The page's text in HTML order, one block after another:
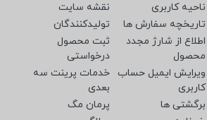
ناحیه کاربری
تاریخچه سفارش ها
اطلاع از شارژ مجدد
محصول
ویرایش ایمیل حساب
کاربری
برگشتی ها
نقشه سایت
تولیدکنندگان
ثبت محصول
درخواستی
خدمات پرینت سه
بعدی
پرمان مگ